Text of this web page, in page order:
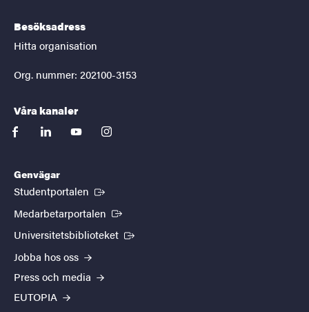
Besöksadress
Hitta organisation
Org. nummer: 202100-3153
Våra kanaler
facebooklinkedinyoutubeinstagram
Genvägar
Studentportalen (Extern länk)
Medarbetarportalen (Extern länk)
Universitetsbiblioteket (Extern länk)
Jobba hos oss
Press och media
EUTOPIA